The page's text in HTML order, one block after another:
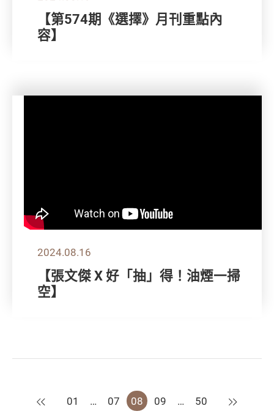
【第574期《選擇》月刊重點內
容】
2024.08.16
【張文傑 X 好「抽」得！油煙一掃
空】
上一頁
01 … 07 08 09 … 50 下一頁